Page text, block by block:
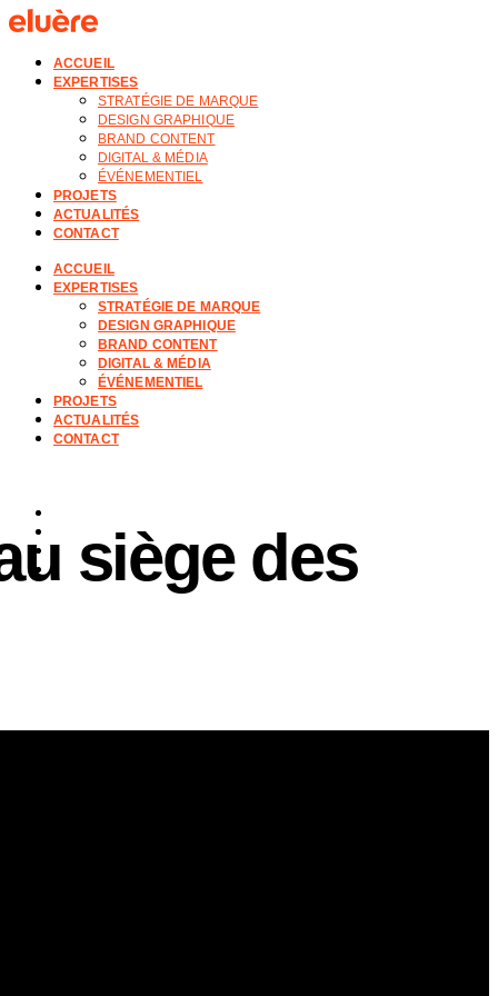
ACCUEIL
EXPERTISES
STRATÉGIE DE MARQUE
DESIGN GRAPHIQUE
BRAND CONTENT
DIGITAL & MÉDIA
ÉVÉNEMENTIEL
PROJETS
ACTUALITÉS
CONTACT
ACCUEIL
EXPERTISES
STRATÉGIE DE MARQUE
DESIGN GRAPHIQUE
BRAND CONTENT
DIGITAL & MÉDIA
ÉVÉNEMENTIEL
PROJETS
ACTUALITÉS
CONTACT
siège des